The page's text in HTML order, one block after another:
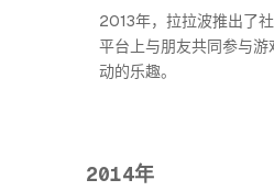
2013年，拉拉波推出了
平台上与朋友共同参与
动的乐趣。
2014年